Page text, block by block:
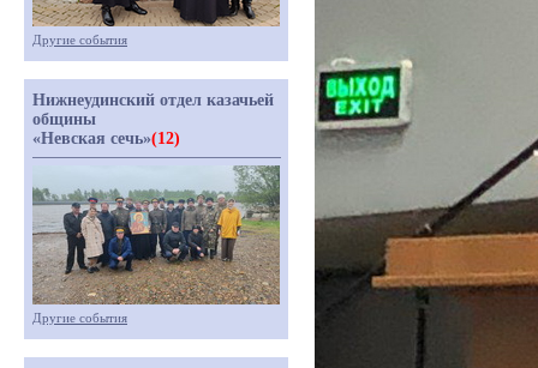
Другие события
Нижнеудинский отдел казачьей
общины
«Невская сечь»(12)
Другие события